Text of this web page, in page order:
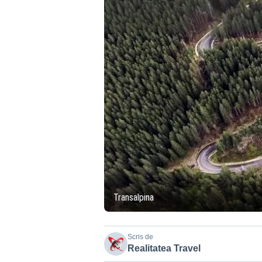
Transalpina
Scris de
Realitatea Travel